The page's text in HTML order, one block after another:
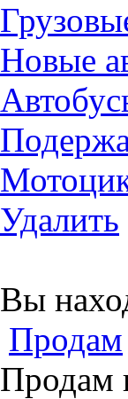
Новые
Удалить
Вы
Продам
Продам